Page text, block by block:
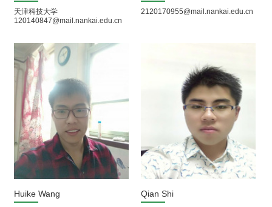
天津科技大学
120140847@mail.nankai.edu.cn
2120170955@mail.nankai.edu.cn
Huike Wang Qian Shi